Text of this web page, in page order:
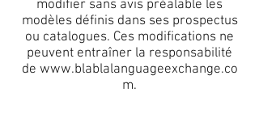
modifier sans avis préalable les
modèles définis dans ses prospectus
ou catalogues. Ces modifications ne
peuvent entraîner la responsabilité
de www.blablalanguageexchange.co
m.